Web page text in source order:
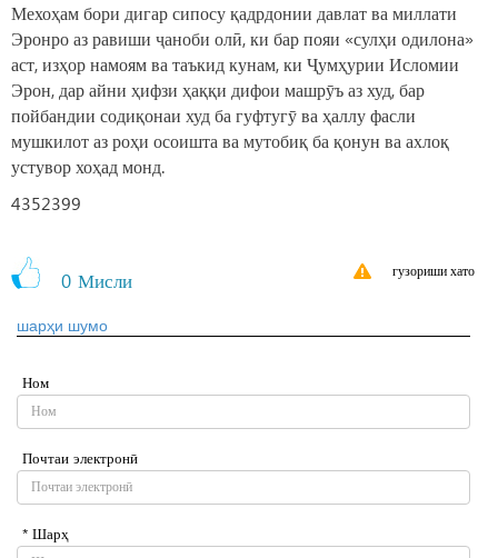
Мехоҳам бори дигар сипосу қадрдонии давлат ва миллати
Эронро аз равиши ҷаноби олӣ, ки бар пояи «сулҳи одилона»
аст, изҳор намоям ва таъкид кунам, ки Ҷумҳурии Исломии
Эрон, дар айни ҳифзи ҳаққи дифои машрӯъ аз худ, бар
пойбандии содиқонаи худ ба гуфтугӯ ва ҳаллу фасли
мушкилот аз роҳи осоишта ва мутобиқ ба қонун ва ахлоқ
устувор хоҳад монд.
4352399
0 Мисли гузориши хато
шарҳи шумо
Ном
Почтаи электронӣ
* Шарҳ